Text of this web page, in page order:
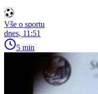
Vše o sportu
dnes, 11:51
5 min